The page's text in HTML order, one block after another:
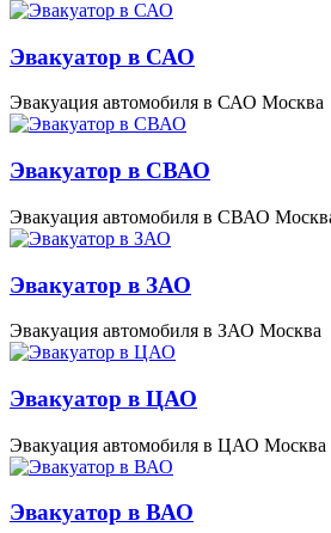
Эвакуатор в САО
Эвакуация автомобиля в САО Москва
Эвакуатор в СВАО
Эвакуация автомобиля в СВАО
Эвакуатор в ЗАО
Эвакуация автомобиля в ЗАО Москва
Эвакуатор в ЦАО
Эвакуация автомобиля в ЦАО Москва
Эвакуатор в ВАО